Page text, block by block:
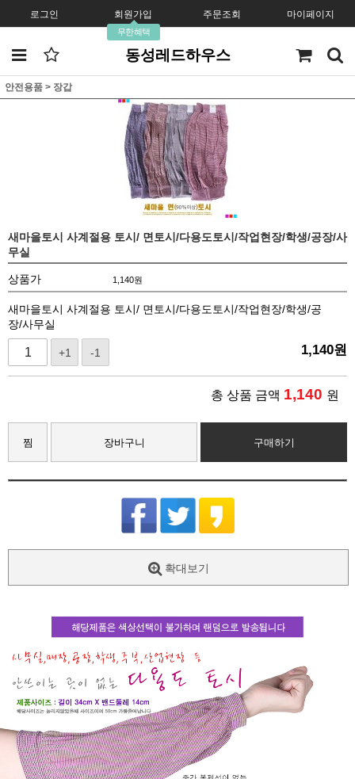
로그인 회원가입
무한혜택
주문조회 마이페이지
동성레드하우스
안전용품 > 장갑
새마을토시 사계절용 토시/ 면토시/다용도토시/작업현장/학생/공장/사
무실
상품가 1,140원
새마을토시 사계절용 토시/ 면토시/다용도토시/작업현장/학생/공
장/사무실
+1 -1 1,140원
총 상품 금액 1,140 원
찜 장바구니 구매하기
확대보기